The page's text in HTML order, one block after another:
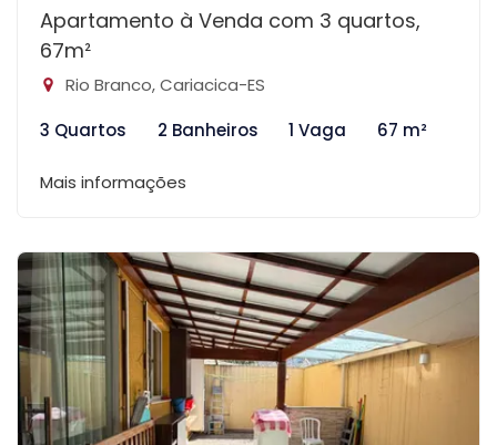
Apartamento à Venda com 3 quartos,
67m²
Rio Branco, Cariacica-ES
3 Quartos
2 Banheiros 1 Vaga 67 m²
Mais informações